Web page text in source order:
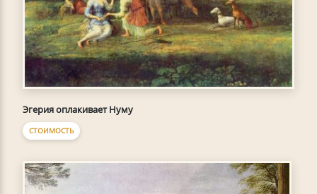
Эгерия оплакивает Нуму
СТОИМОСТЬ